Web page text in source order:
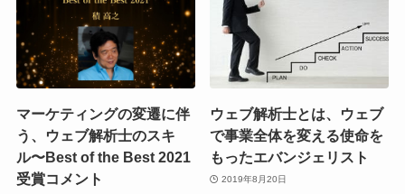
マーケティングの変遷に伴
う、ウェブ解析士のスキ
ル〜Best of the Best 2021
受賞コメント
ウェブ解析士とは、ウェブ
で事業全体を変える使命を
もったエバンジェリスト
2019年8月20日